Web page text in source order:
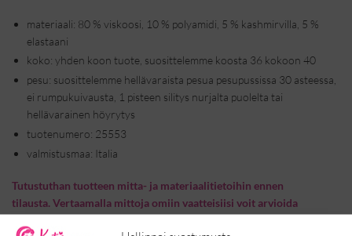
materiaali: 80 % viskoosi, 10 % polyamidi, 5 % kashmirvilla, 5 %
elastaani
koko: yhden koon tuote, suosittelemme koosta 36 kokoon 40
pesu: suosittelemme hellävaraista pesua pesupussissa 30 asteessa,
ei rumpukuivausta, 1 pisteen silitys nurjalta puolelta tai
hellävarainen höyrytys
tuotenumero: 25553
valmistusmaa: Italia
Tutustuthan tuotteen mitta- ja materiaalitietoihin ennen
tilausta. Vertaamalla mittoja omiin vaatteisiisi voit arvioida